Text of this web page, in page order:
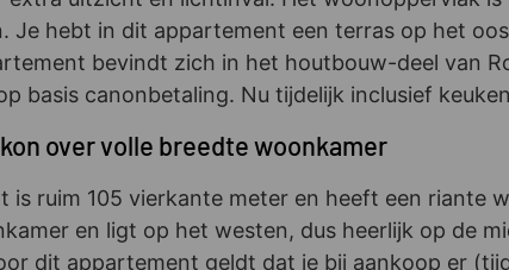
hebt in dit appartement een terras op het
bevindt zich in het houtbouw-deel van
basis canonbetaling. Nu tijdelijk inclusief
over volle breedte woonkamer
ruim 105 vierkante meter en heeft een riante
en ligt op het westen, dus heerlijk op de
dit appartement geldt dat je bij aankoop er